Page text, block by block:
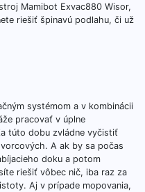
Mamibot Exvac880 Wisor,
riešiť špinavú podlahu, či už
systémom a v kombinácii
pracovať v úplne
túto dobu zvládne vyčistiť
A ak by sa počas
doku a potom
riešiť vôbec nič, iba raz za
Aj v prípade mopovania,